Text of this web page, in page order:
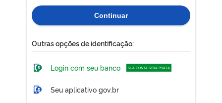
Continuar
Outras opções de identificação:
Login com seu banco SUA CONTA SERÁ PRATA
Seu aplicativo gov.br